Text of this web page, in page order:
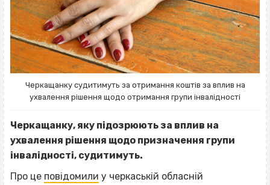
Черкащанку судитимуть за отримання коштів за вплив на
ухвалення рішення щодо отримання групи інвалідності
Черкащанку, яку підозрюють за вплив на
ухвалення рішення щодо призначення групи
інвалідності, судитимуть.
Про це повідомили у черкаській обласній